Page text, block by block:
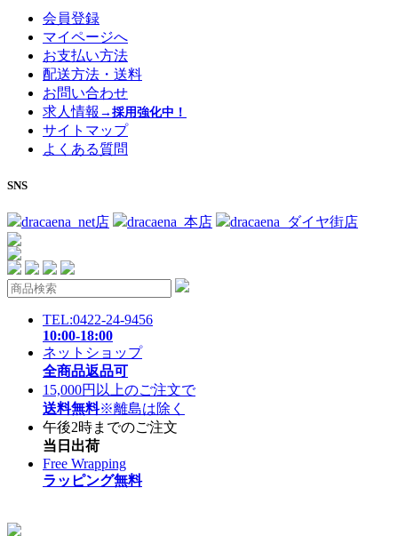
会員登録
マイページへ
お支払い方法
配送方法・送料
お問い合わせ
求人情報 →採用強化中！
サイトマップ
よくある質問
SNS
dracaena_net店 dracaena_本店 dracaena_ダイヤ街店
TEL:0422-24-9456
10:00-18:00
ネットショップ
全商品返品可
15,000円以上のご注文で
送料無料※離島は除く
午後2時までのご注文
当日出荷
Free Wrapping
ラッピング無料